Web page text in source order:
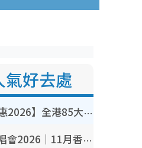
氣好去處
【8月生日優惠2026】全港85大食買玩著數攻略 自助餐/火鍋放題同行免費＋誠品/DONKI送現金券
BIGBANG演唱會2026｜11月香港啟德開3場！實名制VIP申請、優先購票攻略